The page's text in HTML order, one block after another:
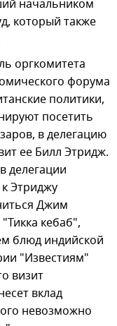
начальником
который также
оргкомитета
форума
политики,
посетить
в делегацию
ее Билл Этридж.
делегации
Этриджу
Джим
кебаб",
блюд индийской
"Известиям"
визит
вклад
невозможно